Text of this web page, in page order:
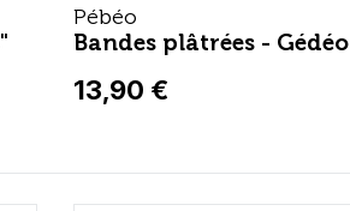
Pébéo
Bandes plâtrées - Gédéo
13,90 €